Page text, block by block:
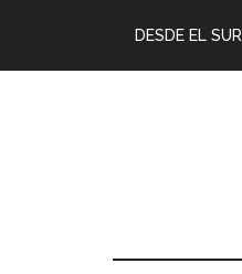
DESDE EL SUR